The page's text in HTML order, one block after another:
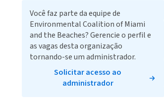
Você faz parte da equipe de
Environmental Coalition of Miami
and the Beaches? Gerencie o perfil e
as vagas desta organização
tornando-se um administrador.
Solicitar acesso ao
administrador